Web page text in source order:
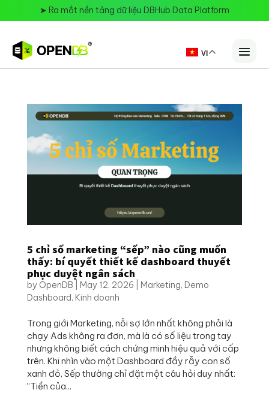
➤ Ra mắt nền tảng dữ liệu DBHub Data Platform
VI
5 chỉ số marketing “sếp” nào cũng muốn
thấy: bí quyết thiết kế dashboard thuyết
phục duyệt ngân sách
by OpenDB May 12, 2026 Marketing, Demo
Dashboard, Kinh doanh
Trong giới Marketing, nỗi sợ lớn nhất không phải là
chạy Ads không ra đơn, mà là có số liệu trong tay
nhưng không biết cách chứng minh hiệu quả với cấp
trên. Khi nhìn vào một Dashboard đầy rẫy con số
xanh đỏ, Sếp thường chỉ đặt một câu hỏi duy nhất:
“Tiền của...